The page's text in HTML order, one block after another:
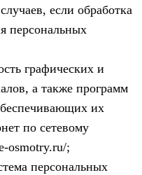
если обработка
персональных
графических и
а также программ
их
по сетевому
osmotry.ru/;
персональных